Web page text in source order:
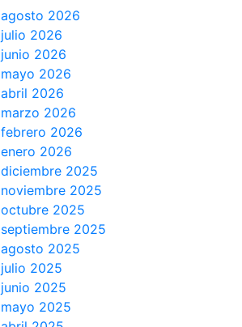
agosto 2026
julio 2026
junio 2026
mayo 2026
abril 2026
marzo 2026
febrero 2026
enero 2026
diciembre 2025
noviembre 2025
octubre 2025
septiembre 2025
agosto 2025
julio 2025
junio 2025
mayo 2025